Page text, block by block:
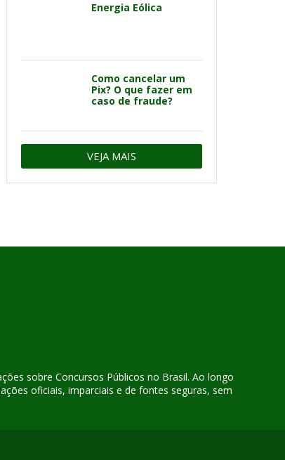
Energia Eólica
Como cancelar um
Pix? O que fazer em
caso de fraude?
VEJA MAIS
sobre Concursos Públicos no Brasil. Ao longo
oficiais, imparciais e de fontes seguras, sem